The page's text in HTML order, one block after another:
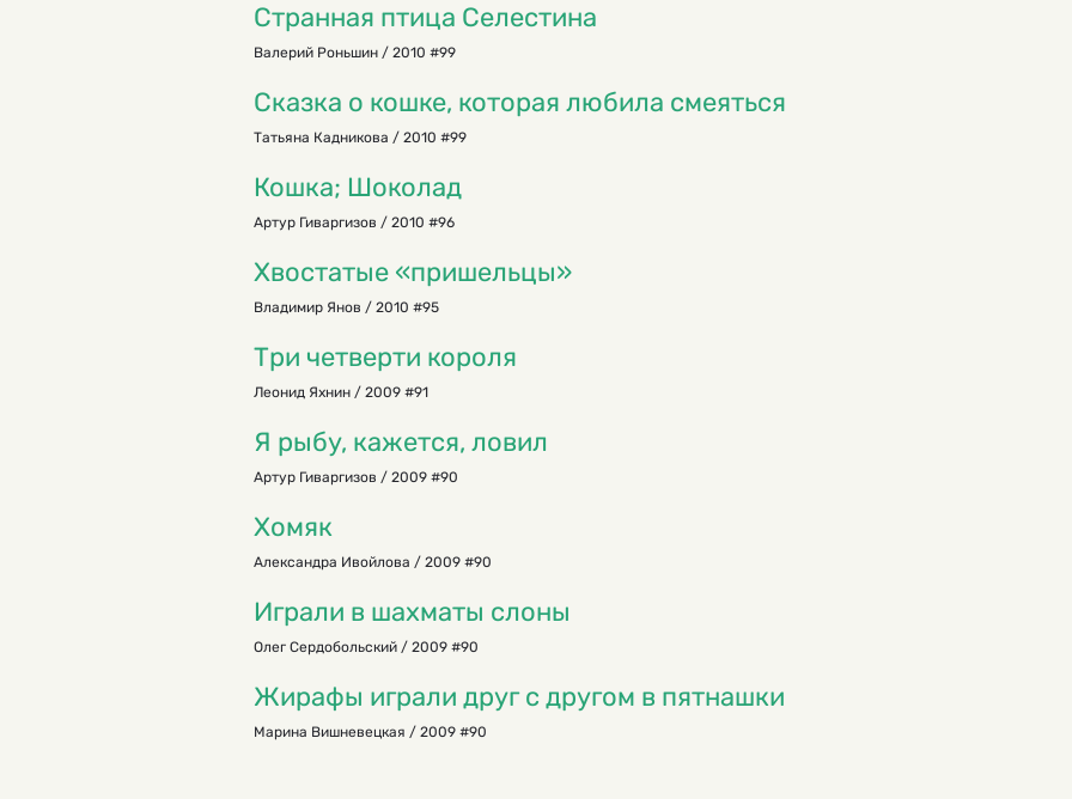
Странная птица Селестина
Валерий Роньшин / 2010 #99
Сказка о кошке, которая любила смеяться
Татьяна Кадникова / 2010 #99
Кошка; Шоколад
Артур Гиваргизов / 2010 #96
Хвостатые «пришельцы»
Владимир Янов / 2010 #95
Три четверти короля
Леонид Яхнин / 2009 #91
Я рыбу, кажется, ловил
Артур Гиваргизов / 2009 #90
Хомяк
Александра Ивойлова / 2009 #90
Играли в шахматы слоны
Олег Сердобольский / 2009 #90
Жирафы играли друг с другом в пятнашки
Марина Вишневецкая / 2009 #90